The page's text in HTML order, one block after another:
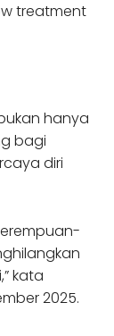
treatment
hanya
bagi
diri
kata
2025.